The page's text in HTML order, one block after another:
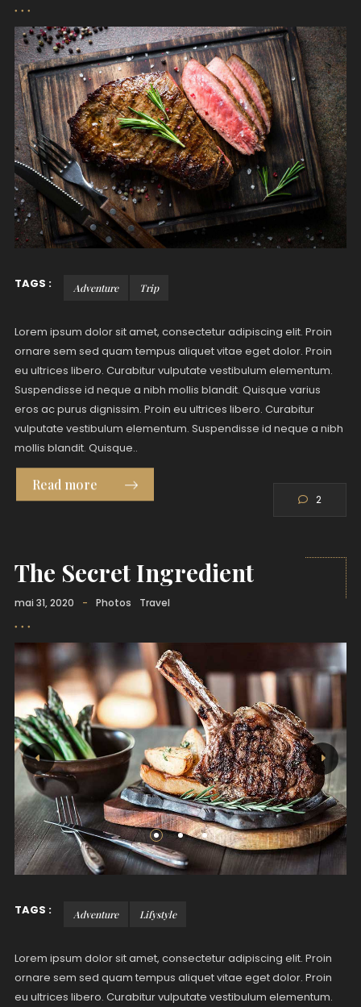
TAGS : Adventure Trip
Lorem ipsum dolor sit amet, consectetur adipiscing elit. Proin
ornare sem sed quam tempus aliquet vitae eget dolor. Proin
eu ultrices libero. Curabitur vulputate vestibulum elementum.
Suspendisse id neque a nibh mollis blandit. Quisque varius
eros ac purus dignissim. Proin eu ultrices libero. Curabitur
vulputate vestibulum elementum. Suspendisse id neque a nibh
mollis blandit. Quisque..
Read more
2
The Secret Ingredient
mai 31, 2020 - Photos Travel
TAGS : Adventure Lifystyle
Lorem ipsum dolor sit amet, consectetur adipiscing elit. Proin
ornare sem sed quam tempus aliquet vitae eget dolor. Proin
eu ultrices libero. Curabitur vulputate vestibulum elementum.